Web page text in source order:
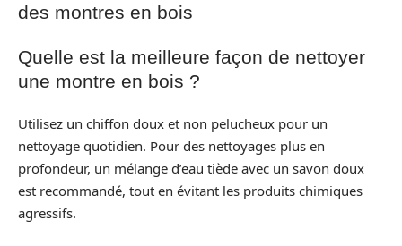
des montres en bois
Quelle est la meilleure façon de nettoyer
une montre en bois ?
Utilisez un chiffon doux et non pelucheux pour un
nettoyage quotidien. Pour des nettoyages plus en
profondeur, un mélange d’eau tiède avec un savon doux
est recommandé, tout en évitant les produits chimiques
agressifs.